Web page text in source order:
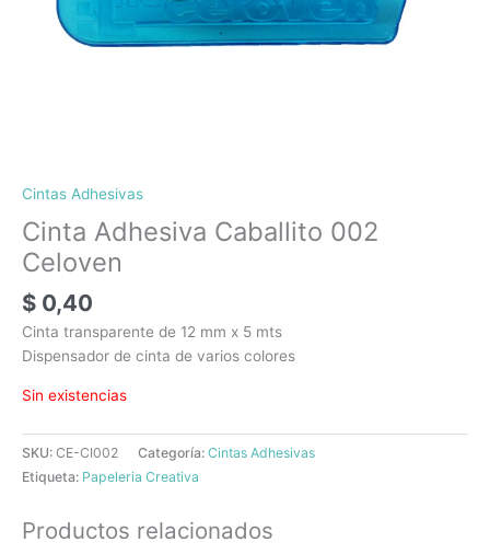
Cintas Adhesivas
Cinta Adhesiva Caballito 002
Celoven
$ 0,40
Cinta transparente de 12 mm x 5 mts
Dispensador de cinta de varios colores
Sin existencias
SKU: CE-CI002 Categoría: Cintas Adhesivas
Etiqueta: Papeleria Creativa
Productos relacionados